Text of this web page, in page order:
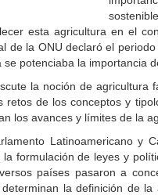
esta agricultura en el
de la ONU declaró el
se potenciaba la importancia
la noción de
retos de los conceptos y
los avances y límites de la
Latinoamericano y
formulación de leyes y
países pasaron a
la definición de